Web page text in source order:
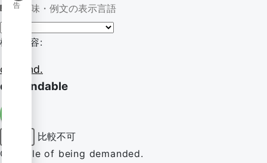
告意味・例文の表示言語
検索内容:
demand.
demandable
比較不可
Capable of being demanded.